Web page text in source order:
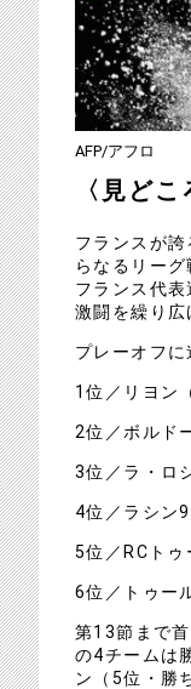
AFP/アフロ
〈見どこ
フランスが
らなるリー
フランス代
激闘を繰り広
プレーオフ
1位／リヨン
2位／ボルド
3位／ラ・ロ
4位／ラシン
5位／RCトゥ
6位／トゥー
第13節まで
の4チームは
ン（5位・勝